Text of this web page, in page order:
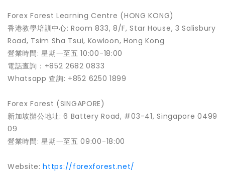
Forex Forest Learning Centre (HONG KONG)
香港教學培訓中心: Room 833, 8/F, Star House, 3 Salisbury
Road, Tsim Sha Tsui, Kowloon, Hong Kong
營業時間: 星期一至五 10:00-18:00
電話查詢：+852 2682 0833
Whatsapp 查詢: +852 6250 1899
Forex Forest (SINGAPORE)
新加坡辦公地址: 6 Battery Road, #03-41, Singapore 0499
09
營業時間: 星期一至五 09:00-18:00
Website:https://forexforest.net/